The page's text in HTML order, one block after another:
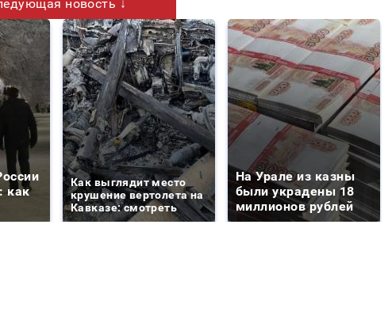
новость ↓
как
Как выглядит место
крушение вертолета на
Кавказе: смотреть
На Урале из казны
были украдены 18
миллионов рублей